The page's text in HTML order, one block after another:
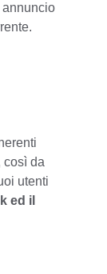
così da
utenti
ed il
annuncio